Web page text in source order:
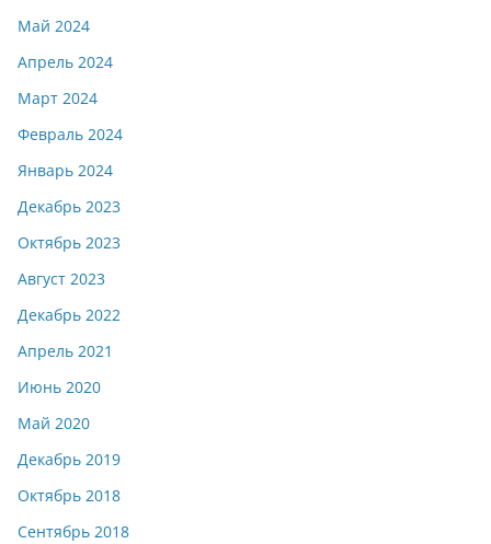
Май 2024
Апрель 2024
Март 2024
Февраль 2024
Январь 2024
Декабрь 2023
Октябрь 2023
Август 2023
Декабрь 2022
Апрель 2021
Июнь 2020
Май 2020
Декабрь 2019
Октябрь 2018
Сентябрь 2018